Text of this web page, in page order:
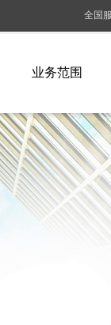
全国
业务范围